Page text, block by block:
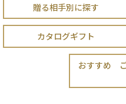
贈る相手別に探す
カタログギフト
おすすめ